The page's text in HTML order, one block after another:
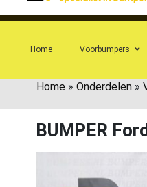
Home Voorbumpers
Home » Onderdelen »
BUMPER